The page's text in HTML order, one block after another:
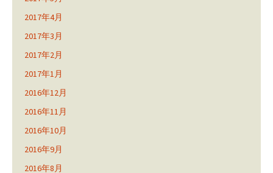
2017年4月
2017年3月
2017年2月
2017年1月
2016年12月
2016年11月
2016年10月
2016年9月
2016年8月